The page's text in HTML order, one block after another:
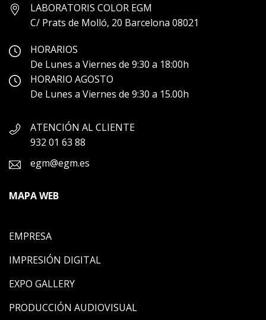
LABORATORIS COLOR EGM
C/ Prats de Molló, 20 Barcelona 08021
HORARIOS
De Lunes a Viernes de 9:30 a 18:00h
HORARIO AGOSTO
De Lunes a Viernes de 9:30 a 15.00h
ATENCIÓN AL CLIENTE
932 01 63 88
egm@egm.es
MAPA WEB
EMPRESA
IMPRESIÓN DIGITAL
EXPO GALLERY
PRODUCCIÓN AUDIOVISUAL